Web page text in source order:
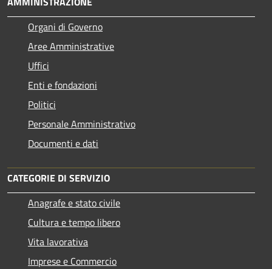
Organi di Governo
Aree Amministrative
Uffici
Enti e fondazioni
Politici
Personale Amministrativo
Documenti e dati
CATEGORIE DI SERVIZIO
Anagrafe e stato civile
Cultura e tempo libero
Vita lavorativa
Imprese e Commercio